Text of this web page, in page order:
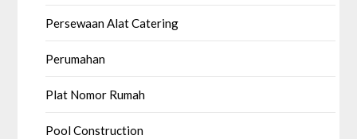
Persewaan Alat Catering
Perumahan
Plat Nomor Rumah
Pool Construction